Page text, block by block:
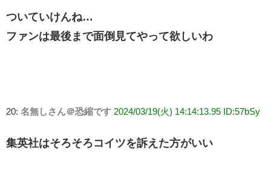
ついていけんね…
ファンは最後まで面倒見てやって欲しいわ
20: 名無しさん＠恐縮です 2024/03/19(火) 14:14:13.95 ID:57bSy
集英社はそろそろコイツを訴えた方がいい